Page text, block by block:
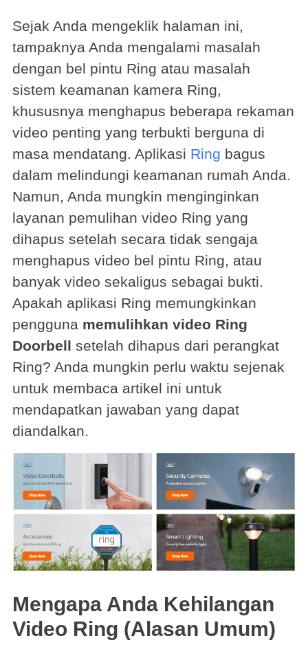
Sejak Anda mengeklik halaman ini,
tampaknya Anda mengalami masalah
dengan bel pintu Ring atau masalah
sistem keamanan kamera Ring,
khususnya menghapus beberapa rekaman
video penting yang terbukti berguna di
masa mendatang. Aplikasi Ring bagus
dalam melindungi keamanan rumah Anda.
Namun, Anda mungkin menginginkan
layanan pemulihan video Ring yang
dihapus setelah secara tidak sengaja
menghapus video bel pintu Ring, atau
banyak video sekaligus sebagai bukti.
Apakah aplikasi Ring memungkinkan
pengguna memulihkan video Ring
Doorbell setelah dihapus dari perangkat
Ring? Anda mungkin perlu waktu sejenak
untuk membaca artikel ini untuk
mendapatkan jawaban yang dapat
diandalkan.
Mengapa Anda Kehilangan
Video Ring (Alasan Umum)